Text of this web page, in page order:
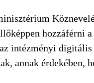
hozzáférni
intézményi
annak érdekében,